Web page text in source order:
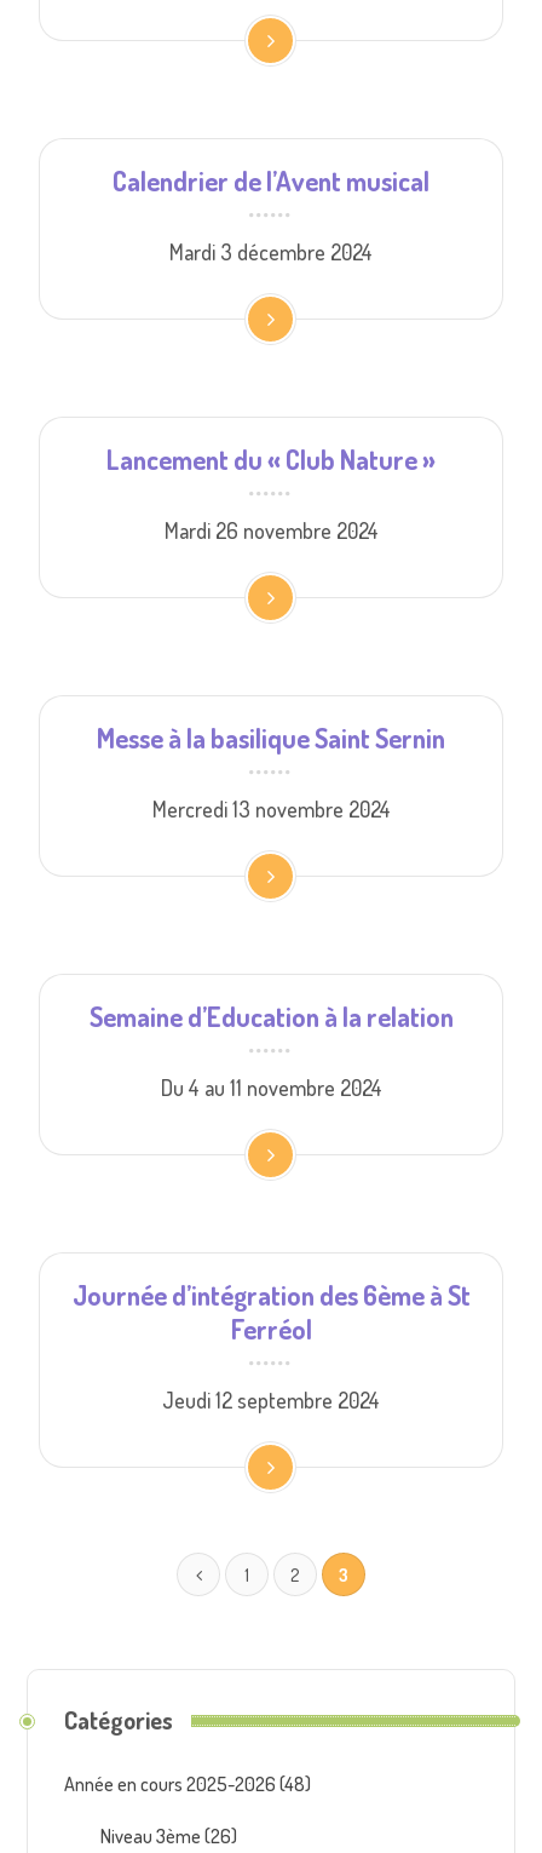
Calendrier de l’Avent musical
Mardi 3 décembre 2024
Lancement du « Club Nature »
Mardi 26 novembre 2024
Messe à la basilique Saint Sernin
Mercredi 13 novembre 2024
Semaine d’Education à la relation
Du 4 au 11 novembre 2024
Journée d’intégration des 6ème à St
Ferréol
Jeudi 12 septembre 2024
1 2 3
Catégories
Année en cours 2025-2026 (48)
Niveau 3ème (26)